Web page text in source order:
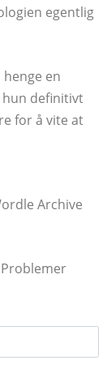
egentlig
henge en
hun definitivt
for å vite at
Archive